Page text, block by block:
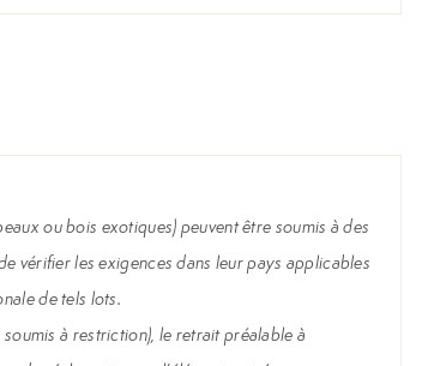
ou bois exotiques) peuvent être soumis à des
vérifier les exigences dans leur pays applicables
de tels lots.
à restriction), le retrait préalable à